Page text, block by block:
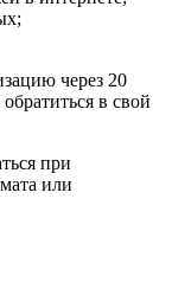
через 20
в свой
при
или